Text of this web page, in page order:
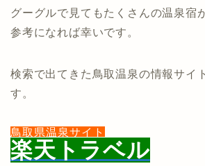
グーグルで見てもたくさんの温泉宿
参考になれば幸いです。
検索で出てきた鳥取温泉の情報サイ
す。
鳥取県温泉サイト
楽天トラベル